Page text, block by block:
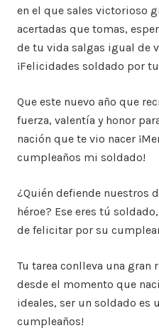
en el que sales victorioso
acertadas que tomas,
de tu vida salgas igual de
¡Felicidades soldado por
Que este nuevo año que
fuerza, valentía y honor
nación que te vio nacer
cumpleaños mi soldado!
¿Quién defiende nuestros
héroe? Ese eres tú
de felicitar por su
Tu tarea conlleva una gran
desde el momento que
ideales, ser un soldado es
cumpleaños!